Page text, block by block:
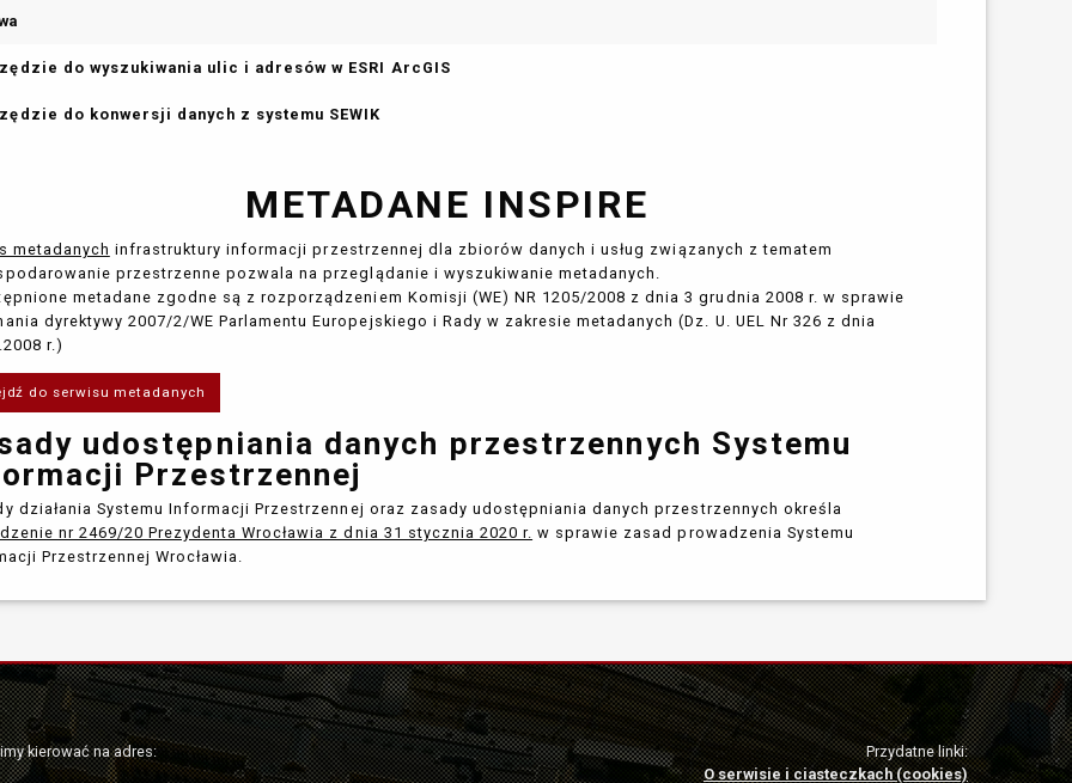
do wyszukiwania ulic i adresów w ESRI ArcGIS
do konwersji danych z systemu SEWIK
METADANE INSPIRE
metadanych infrastruktury informacji przestrzennej dla zbiorów danych i usług związanych z tematem
przestrzenne pozwala na przeglądanie i wyszukiwanie metadanych.
metadane zgodne są z rozporządzeniem Komisji (WE) NR 1205/2008 z dnia 3 grudnia 2008 r. w sprawie
dyrektywy 2007/2/WE Parlamentu Europejskiego i Rady w zakresie metadanych (Dz. U. UEL Nr 326 z dnia
r.)
do serwisu metadanych
udostępniania danych przestrzennych Systemu
Przestrzennej
działania Systemu Informacji Przestrzennej oraz zasady udostępniania danych przestrzennych określa
nr 2469/20 Prezydenta Wrocławia z dnia 31 stycznia 2020 r. w sprawie zasad prowadzenia Systemu
Przestrzennej Wrocławia.
kierować na adres:
Przydatne linki:
O serwisie i ciasteczkach (cookies)